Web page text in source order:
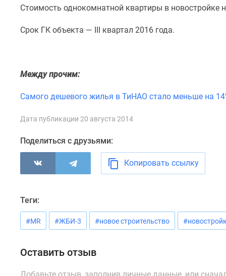
Аналитика
Покупателю
Реклама
Машино-
#траншевая
ипотека
#рассрочка
Квартиры
скидками
Стоимость однокомнатной квартиры в новостройке
Срок ГК объекта — III квартал 2016 года.
Между прочим:
Самого дешевого жилья в ТиНАО стало меньше на
Дата публикации 20 августа 2014
Поделиться с друзьями:
Копировать ссылку
Теги:
#MR #ЖБИ-3 #новое строительство
Оставить отзыв